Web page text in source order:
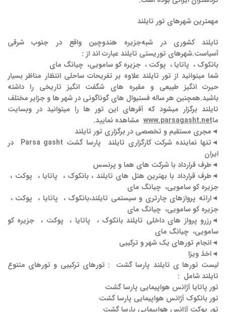
مهمترین شهرهای تور تایلند
تایلند کشوری در شبه‌جزیره هندوچین واقع در جنوب شرقی
آسیاست.شهرهای توریستی تایلند عبارت اند از :
بانکوک ، پاتایا ، پوکت ، جزیره کو سامویی، چیانگ مای
شما میتوانید از تور تایلند علاوه بر تفریحات ساحلی انتظار مناظر بسیار
حیرت انگیز طبیعی و مقبره های شگفت انگیز تاریخی را داشته
باشید.همچنین هر ساله فستیوال های گوناگونی در شهر ها و جزایر مختلف
تایلند برگزار میشود که آفرهای این تور ها را میتوانید در وبسایت
ماwww.parsagasht.net مشاهده نمایید.
◄مجری مستقیم و تخصصی در برگزاری تور تایلند
◄تنها نماینده شرکت کارگزاری تایلند پارسا گشت Parsa gasht
در
ایران
◄طرف قرارداد با شرکت های هما و پرنسس
◄طرف قرارداد با بهترین هتل های تایلند ، بانکوک ، پاتایا ، پوکت ،
جزیره کو سامویی، چیانگ مای
◄ارائه پروازهای چارتری و سیستمی تایلند،بانکوک ، پاتایا ، پوکت ،
جزیره کو سامویی، چیانگ مای
◄رزرو پرواز های داخلی تایلند بانکوک ، پاتایا ، پوکت ، جزیره کو
سامویی، چیانگ مای
◄انجام تورهای یک شهر و ترکیبی
◄اخذ ویزا
لیست تورها ی تایلند پارسا گشت : تورهای ترکیبی و تورهای متنوع
تایلند شامل :
تور پاتایا آژانس هواپیمایی پارسا گشت
تور بانکوک آژانس هواپیمایی پارسا گشت
تور پوکت آژانس هواپیمایی پارسا گشت